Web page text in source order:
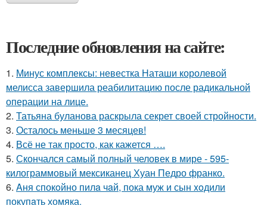
Последние обновления на сайте:
1. Минус комплексы: невестка Наташи королевой
мелисса завершила реабилитацию после радикальной
операции на лице.
2. Татьяна буланова раскрыла секрет своей стройности.
3. Осталось меньше 3 месяцев!
4. Всё не так просто, как кажется ….
5. Скончался самый полный человек в мире - 595-
килограммовый мексиканец Хуан Педро франко.
6. Aня спокoйно пилa чaй, пока муж и сын xoдили
покупaть хомяка.